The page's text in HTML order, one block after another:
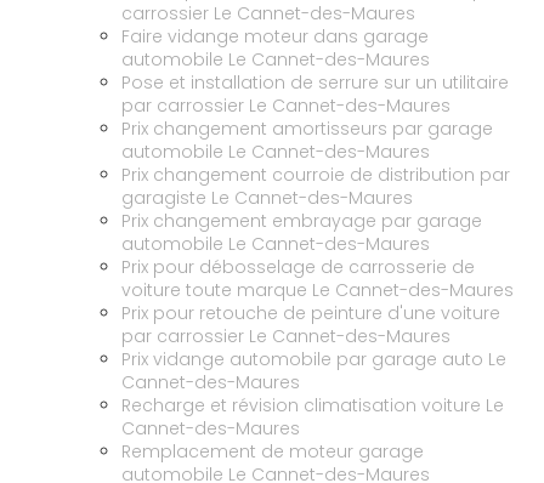
carrossier Le Cannet-des-Maures
Faire vidange moteur dans garage
automobile Le Cannet-des-Maures
Pose et installation de serrure sur un utilitaire
par carrossier Le Cannet-des-Maures
Prix changement amortisseurs par garage
automobile Le Cannet-des-Maures
Prix changement courroie de distribution par
garagiste Le Cannet-des-Maures
Prix changement embrayage par garage
automobile Le Cannet-des-Maures
Prix pour débosselage de carrosserie de
voiture toute marque Le Cannet-des-Maures
Prix pour retouche de peinture d'une voiture
par carrossier Le Cannet-des-Maures
Prix vidange automobile par garage auto Le
Cannet-des-Maures
Recharge et révision climatisation voiture Le
Cannet-des-Maures
Remplacement de moteur garage
automobile Le Cannet-des-Maures